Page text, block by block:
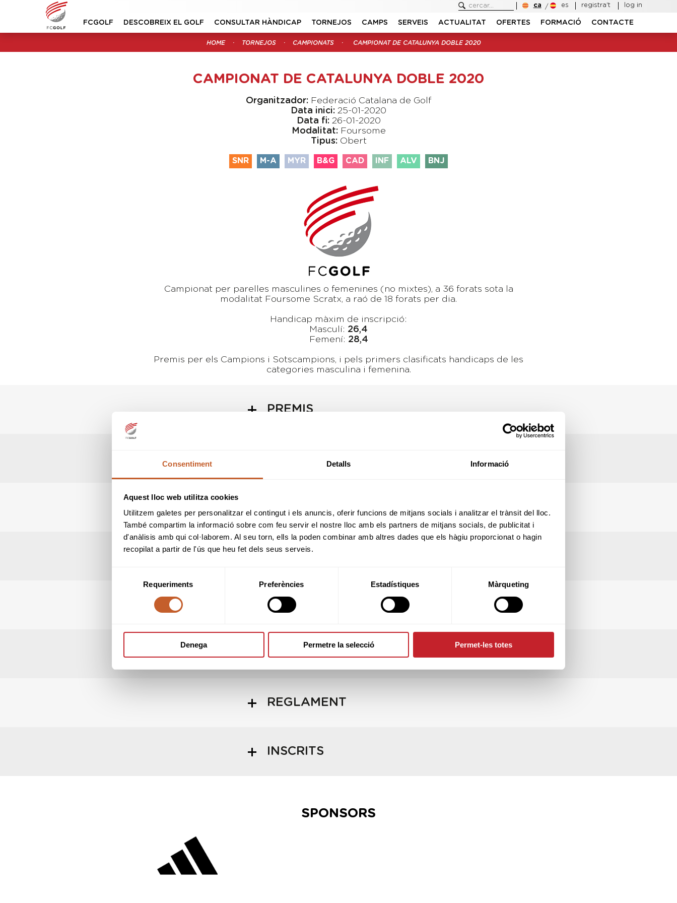
Consentiment Detalls Informació
Aquest lloc web utilitza cookies
Utilitzem galetes per personalitzar el contingut i els anuncis, oferir funcions de mitjans socials i analitzar el trànsit del lloc.
També compartim la informació sobre com feu servir el nostre lloc amb els partners de mitjans socials, de publicitat i
d'anàlisis amb qui col·laborem. Al seu torn, ells la poden combinar amb altres dades que els hàgiu proporcionat o hagin
recopilat a partir de l'ús que heu fet dels seus serveis.
consentiment
Requeriments Preferències Estadístiques Màrqueting
Denega Permetre la selecció Permet-les totes
ca es registra't log in
FCGOLF DESCOBREIX EL GOLF CONSULTAR HÀNDICAP TORNEJOS CAMPS SERVEIS ACTUALITAT OFERTES FORMACIÓ CONTACTE
HOME TORNEJOS CAMPIONATS CAMPIONAT DE CATALUNYA DOBLE 2020
CAMPIONAT DE CATALUNYA DOBLE 2020
Organitzador: Federació Catalana de Golf
Data inici: 25-01-2020
Data fi: 26-01-2020
Modalitat: Foursome
Tipus: Obert
SNR M-A MYR B&G CAD INF ALV BNJ
Campionat per parelles masculines o femenines (no mixtes), a 36 forats sota la
modalitat Foursome Scratx, a raó de 18 forats per dia.
Handicap màxim de inscripció:
Masculí: 26,4
Femení: 28,4
Premis per els Campions i Sotscampions, i pels primers clasificats handicaps de les
categories masculina i femenina.
PREMIS
RESULTATS
HORARI SORTIDES
ADMESOS/ES
INFORMACIÓ PROVA
INFORMACIÓ CLUB
REGLAMENT
INSCRITS
SPONSORS